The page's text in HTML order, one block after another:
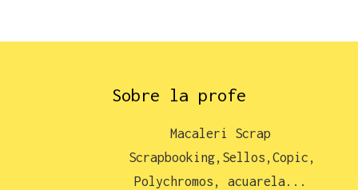
Sobre la profe
Macaleri Scrap
Scrapbooking,Sellos,Copic,
Polychromos, acuarela...